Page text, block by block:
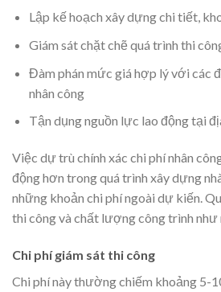
Lập kế hoạch xây dựng chi tiết,
Giám sát chặt chẽ quá trình thi
Đàm phán mức giá hợp lý với các
nhân công
Tận dụng nguồn lực lao động tại
Việc dự trù chính xác chi phí nhân
động hơn trong quá trình xây dựng
những khoản chi phí ngoài dự kiến.
thi công và chất lượng công trình như
Chi phí giám sát thi công
Chi phí này thường chiếm khoảng 5-